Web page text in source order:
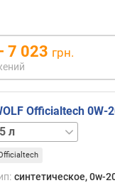
7 023 грн.
Officialtech 0W-
л 4 л
синтетическое, 0w-